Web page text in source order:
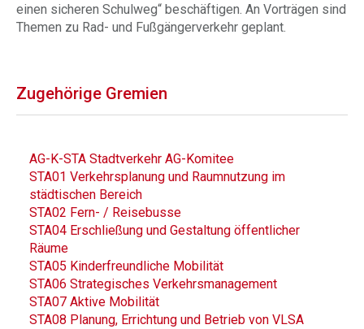
einen sicheren Schulweg“ beschäftigen. An Vorträgen sind
Themen zu Rad- und Fußgängerverkehr geplant.
Zugehörige Gremien
AG-K-STA Stadtverkehr AG-Komitee
STA01 Verkehrsplanung und Raumnutzung im
städtischen Bereich
STA02 Fern- / Reisebusse
STA04 Erschließung und Gestaltung öffentlicher
Räume
STA05 Kinderfreundliche Mobilität
STA06 Strategisches Verkehrsmanagement
STA07 Aktive Mobilität
STA08 Planung, Errichtung und Betrieb von VLSA